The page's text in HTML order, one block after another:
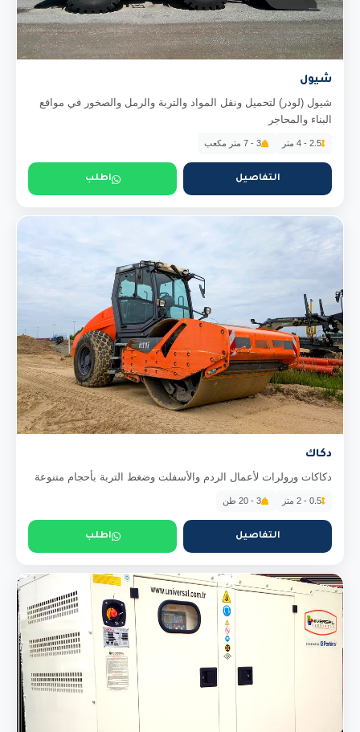
شيول
شيول (لودر) لتحميل ونقل المواد والتربة والرمل والصخور في مواقع
البناء والمحاجر
2.5 - 4 متر 3 - 7 متر مكعب
التفاصيل اطلب
دكاك
دكاكات ورولرات لأعمال الردم والأسفلت وضغط التربة بأحجام متنوعة
0.5 - 2 متر 3 - 20 طن
التفاصيل اطلب